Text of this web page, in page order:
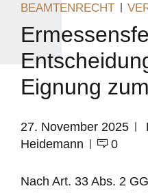
BEAMTENRECHT
Eignung
27. November 2025
Heidemann
0
Nach Art. 33 Abs. 2